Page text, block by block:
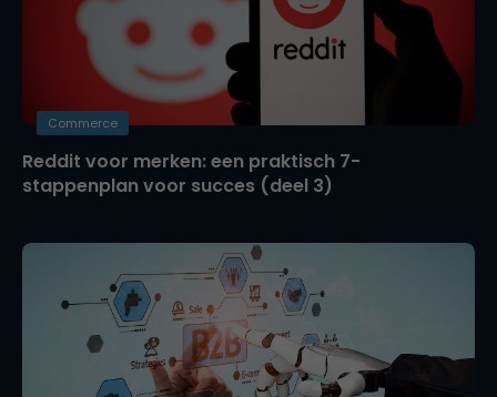
Commerce
Reddit voor merken: een praktisch 7-
stappenplan voor succes (deel 3)